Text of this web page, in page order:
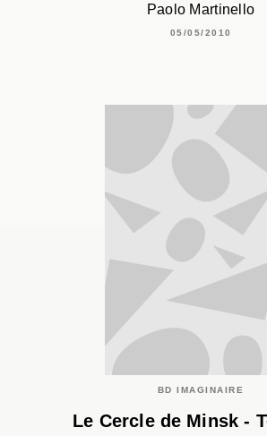
Paolo Martinello
05/05/2010
BD IMAGINAIRE
Le Cercle de Minsk -